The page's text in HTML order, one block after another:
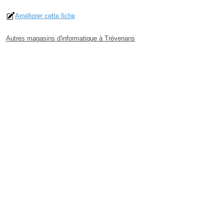
Améliorer cette fiche
Autres magasins d'informatique à Trévenans